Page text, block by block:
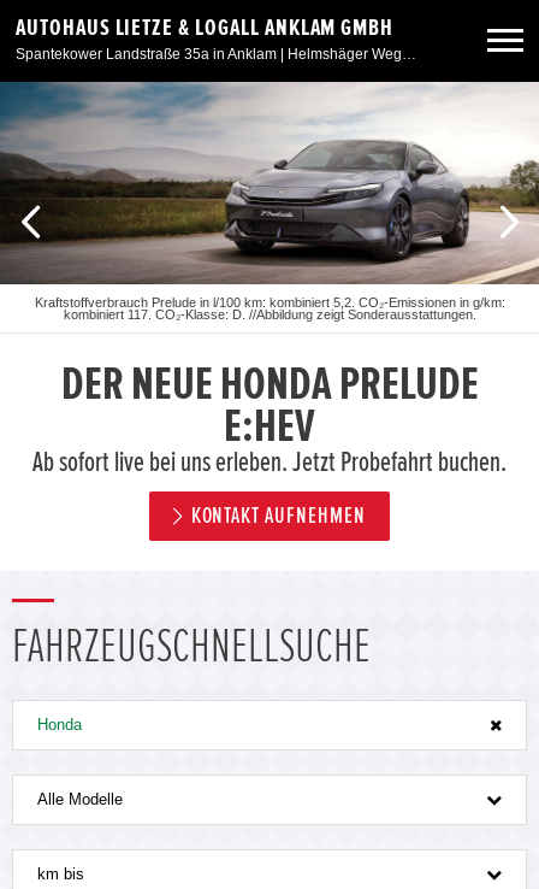
AUTOHAUS LIETZE & LOGALL ANKLAM GMBH
Spantekower Landstraße 35a in Anklam | Helmshäger Weg 6 in Weitenhagen/Greifswald
Neuwagen
Gebrauchtwagen
Angebote
Service & Zubehör
Kraftstoffverbrauch Prelude in l/100 km: kombiniert 5,2. CO₂-Emissionen in g/km:
kombiniert 117. CO₂-Klasse: D. //Abbildung zeigt Sonderausstattungen.
DER NEUE HONDA PRELUDE
E:HEV
Ab sofort live bei uns erleben. Jetzt Probefahrt buchen.
KONTAKT AUFNEHMEN
FAHRZEUGSCHNELLSUCHE
Honda
Alle Modelle
km bis